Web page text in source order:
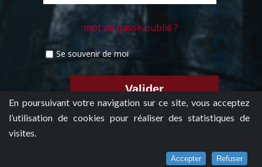
En poursuivant votre navigation sur ce site, vous acceptez
l’utilisation de cookies pour réaliser des statistiques de
visites.
Accepter Refuser
mot de passe oublié ?
Se souvenir de moi